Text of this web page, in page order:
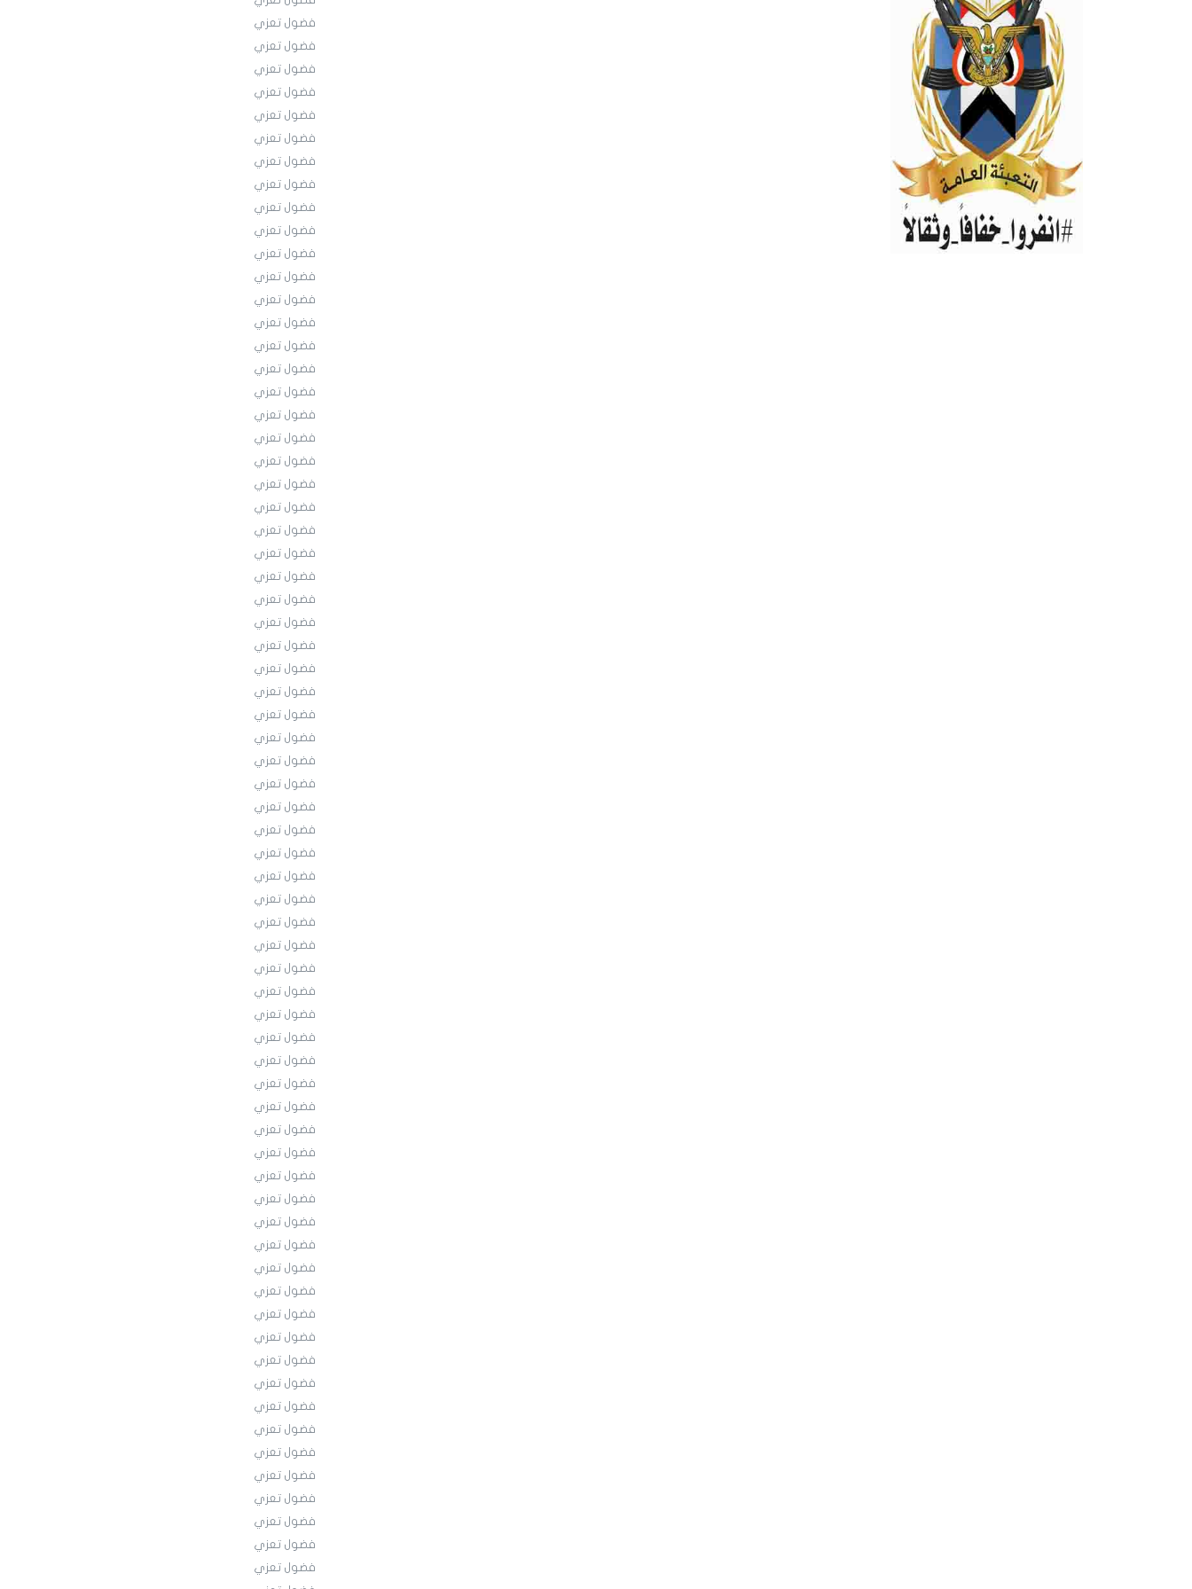
فضول تعزي
فضول تعزي
فضول تعزي
فضول تعزي
فضول تعزي
فضول تعزي
فضول تعزي
فضول تعزي
فضول تعزي
فضول تعزي
فضول تعزي
فضول تعزي
فضول تعزي
فضول تعزي
فضول تعزي
فضول تعزي
فضول تعزي
فضول تعزي
فضول تعزي
فضول تعزي
فضول تعزي
فضول تعزي
فضول تعزي
فضول تعزي
فضول تعزي
فضول تعزي
فضول تعزي
فضول تعزي
فضول تعزي
فضول تعزي
فضول تعزي
فضول تعزي
فضول تعزي
فضول تعزي
فضول تعزي
فضول تعزي
فضول تعزي
فضول تعزي
فضول تعزي
فضول تعزي
فضول تعزي
فضول تعزي
فضول تعزي
فضول تعزي
فضول تعزي
فضول تعزي
فضول تعزي
فضول تعزي
فضول تعزي
فضول تعزي
فضول تعزي
فضول تعزي
فضول تعزي
فضول تعزي
فضول تعزي
فضول تعزي
فضول تعزي
فضول تعزي
فضول تعزي
فضول تعزي
فضول تعزي
فضول تعزي
فضول تعزي
فضول تعزي
فضول تعزي
فضول تعزي
فضول تعزي
فضول تعزي